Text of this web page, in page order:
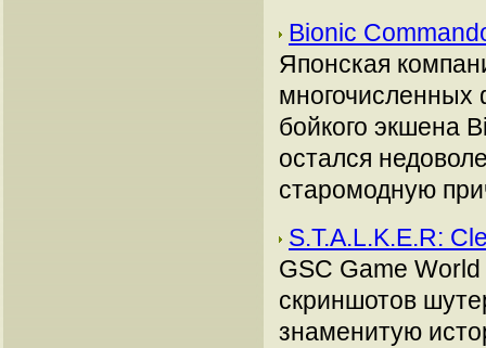
Bionic
Японская
многочисленных
бойкого экшена
остался
старомодную
S.T.A.L.K.E.R:
GSC Game World
скриншотов
знаменитую